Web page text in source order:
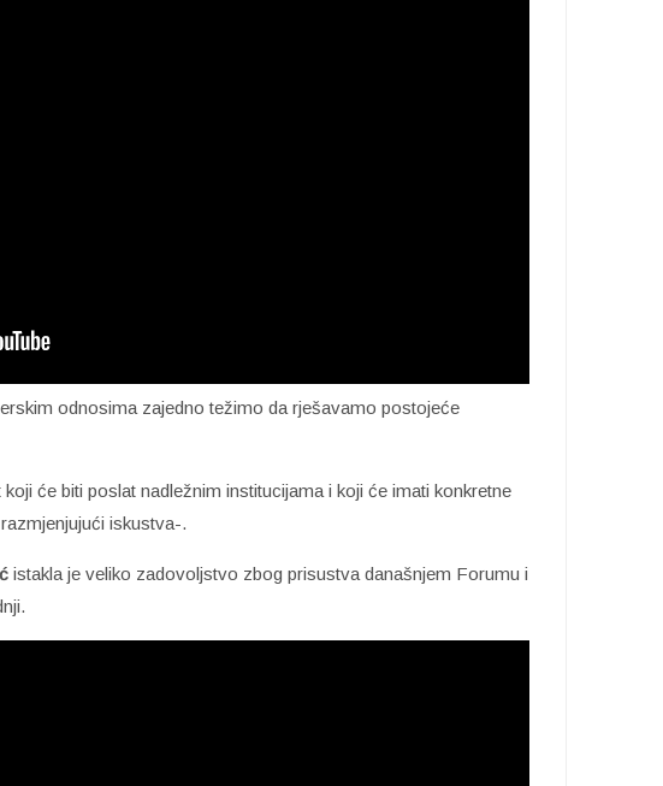
odnosima zajedno težimo da rješavamo postojeće
će biti poslat nadležnim institucijama i koji će imati konkretne
iskustva-.
istakla je veliko zadovoljstvo zbog prisustva današnjem Forumu i